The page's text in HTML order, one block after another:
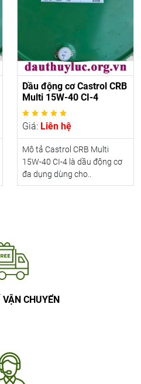
Dầu động cơ Castrol CRB
Multi 15W-40 CI-4
Giá: Liên hệ
Mô tả Castrol CRB Multi
15W-40 CI-4 là dầu động cơ
đa dụng dùng cho..
CHUYỂN